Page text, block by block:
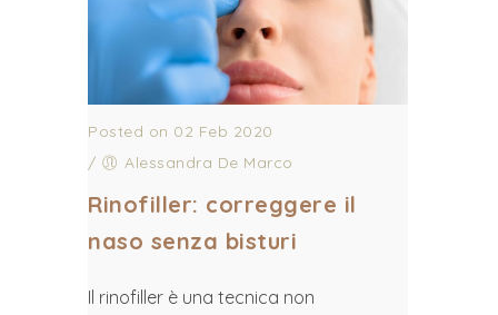
Posted on 02 Feb 2020
/
Alessandra De Marco
Rinofiller: correggere il
naso senza bisturi
Il rinofiller è una tecnica non